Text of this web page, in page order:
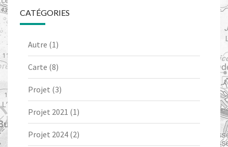
CATÉGORIES
Autre (1)
Carte (8)
Projet (3)
Projet 2021 (1)
Projet 2024 (2)